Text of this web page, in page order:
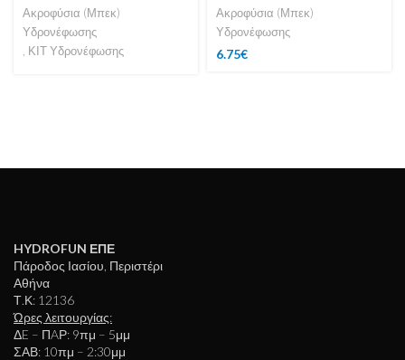
Ακροφύσια (Μπεκ)
Υδρονέφωσης
ΚΙΤ Υδρονέφωσης
Ακροφύσια (Μπεκ)
Υδρονέφωσης
6.75€
HYDROFUN ΕΠΕ
Πάροδος Ιασίου, Περιστέρι
Αθήνα
Τ.Κ: 12136
Ώρες λειτουργίας:
ΔE – ΠAΡ: 9πμ – 5μμ
ΣΑΒ: 10πμ – 2:30μμ